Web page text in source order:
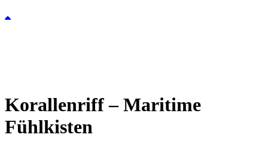
Korallenriff – Maritime
Fühlkisten